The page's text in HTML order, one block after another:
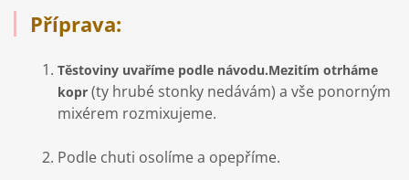
Příprava:
Těstoviny uvaříme podle návodu.Mezitím otrháme
kopr (ty hrubé stonky nedávám) a vše ponorným
mixérem rozmixujeme.
Podle chuti osolíme a opepříme.